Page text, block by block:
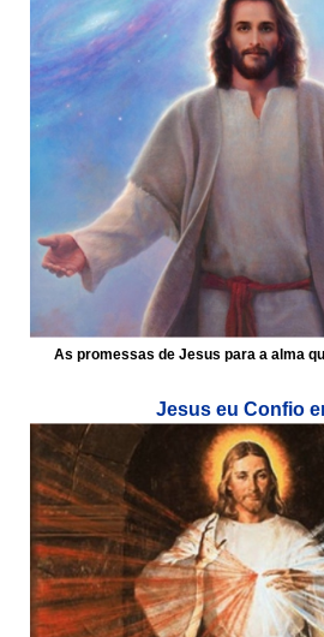
As promessas de Jesus para a alma
Jesus eu Confio